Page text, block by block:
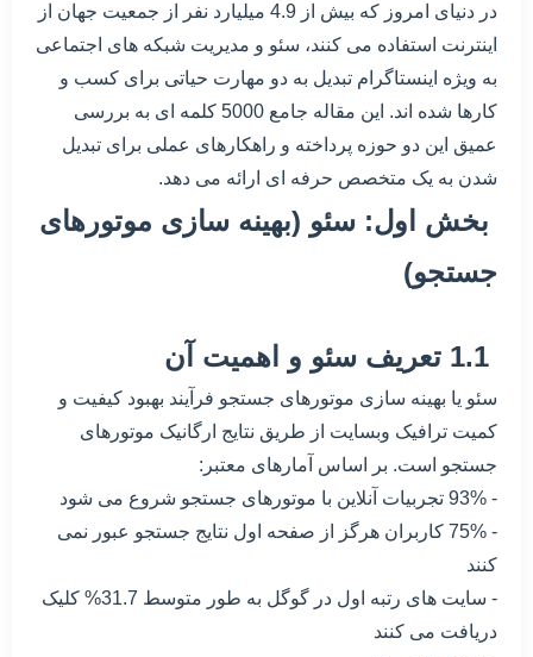
در دنیای امروز که بیش از 4.9 میلیارد نفر از جمعیت جهان از
اینترنت استفاده می کنند، سئو و مدیریت شبکه های اجتماعی
به ویژه اینستاگرام تبدیل به دو مهارت حیاتی برای کسب و
کارها شده اند. این مقاله جامع 5000 کلمه ای به بررسی
عمیق این دو حوزه پرداخته و راهکارهای عملی برای تبدیل
شدن به یک متخصص حرفه ای ارائه می دهد.
بخش اول: سئو (بهینه سازی موتورهای
جستجو)
سئو یا بهینه سازی موتورهای جستجو فرآیند بهبود کیفیت و
کمیت ترافیک وبسایت از طریق نتایج ارگانیک موتورهای
جستجو است. بر اساس آمارهای معتبر:
- 93% تجربیات آنلاین با موتورهای جستجو شروع می شود
- 75% کاربران هرگز از صفحه اول نتایج جستجو عبور نمی
کنند
- سایت های رتبه اول در گوگل به طور متوسط 31.7% کلیک
دریافت می کنند